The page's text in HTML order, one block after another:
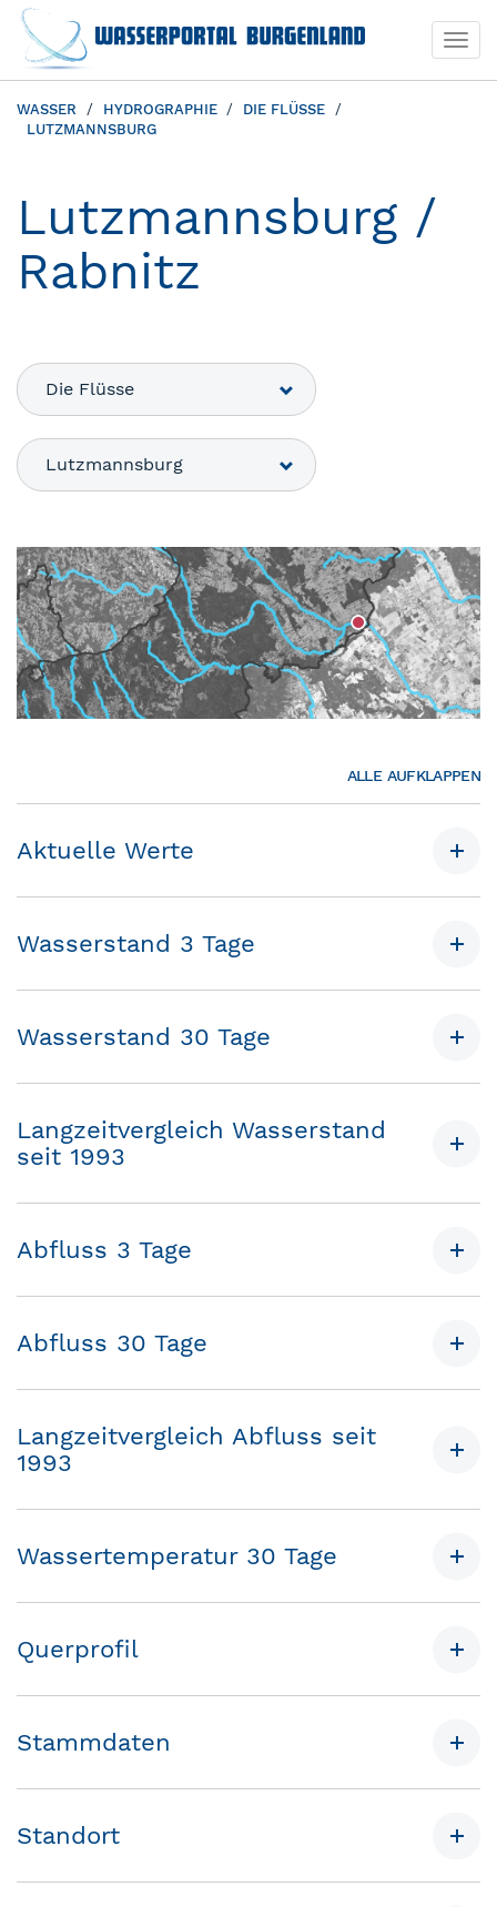
WASSER HYDROGRAPHIE
DIE FLÜSSE
LUTZMANNSBURG
Lutzmannsburg /
Rabnitz
Die Flüsse
Lutzmannsburg
ALLE AUFKLAPPEN
Aktuelle Werte
Wasserstand 3 Tage
Wasserstand 30 Tage
Langzeitvergleich Wasserstand
seit 1993
Abfluss 3 Tage
Abfluss 30 Tage
Langzeitvergleich Abfluss seit
1993
Wassertemperatur 30 Tage
Querprofil
Stammdaten
Standort